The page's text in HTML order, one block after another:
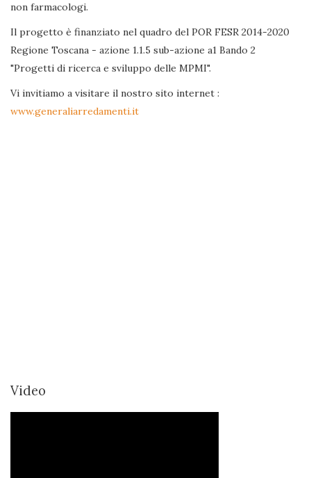
non farmacologi.
Il progetto è finanziato nel quadro del POR FESR 2014-2020
Regione Toscana - azione 1.1.5 sub-azione a1 Bando 2
"Progetti di ricerca e sviluppo delle MPMI".
Vi invitiamo a visitare il nostro sito internet :
www.generaliarredamenti.it
Video